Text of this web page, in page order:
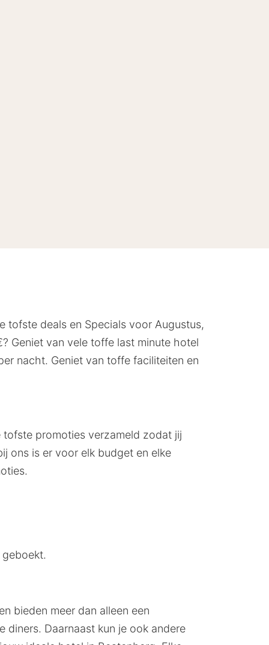
tofste deals en Specials voor Augustus,
Geniet van vele toffe last minute hotel
nacht. Geniet van toffe faciliteiten en
promoties verzameld zodat jij
ons is er voor elk budget en elke
bieden meer dan alleen een
diners. Daarnaast kun je ook andere